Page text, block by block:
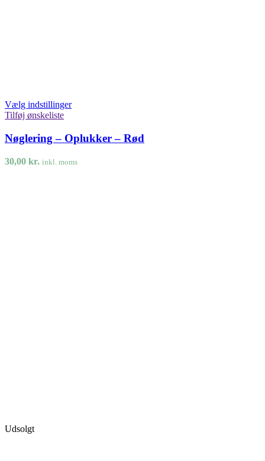
Vælg indstillinger
Tilføj ønskeliste
Nøglering – Oplukker – Rød
30,00 kr. inkl. moms
Udsolgt